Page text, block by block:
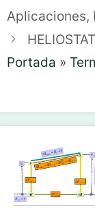
Aplicaciones,
Portada »